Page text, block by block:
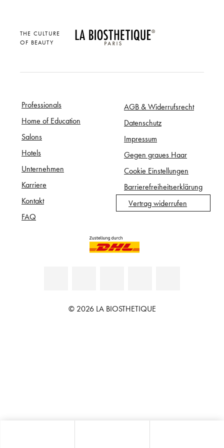
THE CULTURE
OF BEAUTY
Professionals
Home of Education
Salons
Hotels
Unternehmen
Karriere
Kontakt
FAQ
AGB & Widerrufsrecht
Datenschutz
Impressum
Gegen graues Haar
Cookie Einstellungen
Barrierefreiheitserklärung
Vertrag widerrufen
© 2026 LA BIOSTHETIQUE